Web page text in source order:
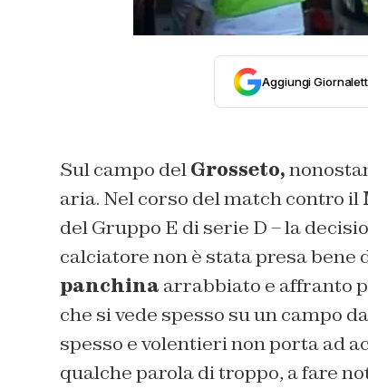
Aggiungi
Sul campo delGrosseto,
aria. Nel corso del match contro il
del Gruppo E di serie D – la
calciatore non è stata presa bene
panchina arrabbiato e affranto
che si vede spesso su un campo
spesso e volentieri non porta ad
qualche parola di troppo, a fare